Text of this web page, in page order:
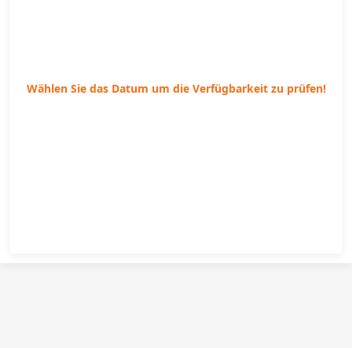
Wählen Sie das Datum um die Verfügbarkeit zu prüfen!